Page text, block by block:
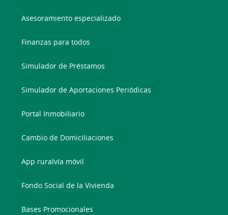
Asesoramiento especializado
Finanzas para todos
Simulador de Préstamos
Simulador de Aportaciones Periódicas
Portal Inmobiliario
Cambio de Domiciliaciones
App ruralvía móvil
Fondo Social de la Vivienda
Bases Promocionales